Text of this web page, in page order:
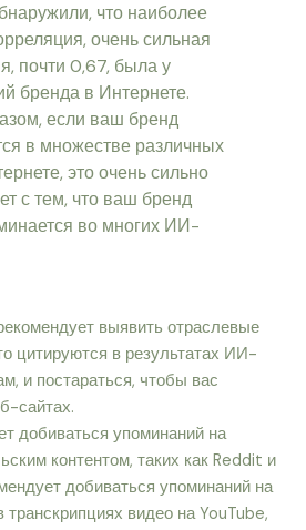
что наиболее
очень сильная
почти 0,67, была у
бренда в Интернете.
если ваш бренд
в множестве различных
это очень сильно
с тем, что ваш бренд
во многих ИИ-
выявить отраслевые
цитируются в результатах ИИ-
и постараться, чтобы вас
сайтах.
добиваться упоминаний на
контентом, таких как Reddit и
добиваться упоминаний на
видео на YouTube,